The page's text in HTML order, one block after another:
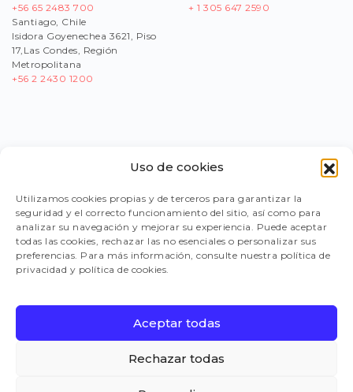
Uso de cookies
Utilizamos cookies propias y de terceros para garantizar la
seguridad y el correcto funcionamiento del sitio, así como para
analizar su navegación y mejorar su experiencia. Puede aceptar
todas las cookies, rechazar las no esenciales o personalizar sus
preferencias. Para más información, consulte nuestra política de
privacidad y política de cookies.
Aceptar todas
Rechazar todas
+56 65 2483 700
Santiago, Chile
Isidora Goyenechea 3621, Piso
17,Las Condes, Región
Metropolitana
+56 2 2430 1200
+ 1 305 647 2590
PORTAL PROVEEDORES
LEGISLACIÓN